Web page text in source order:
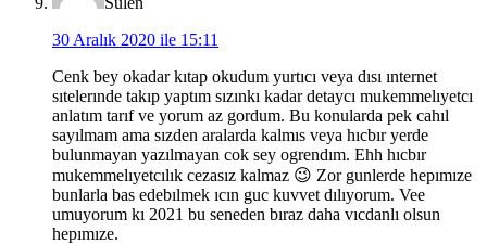
30 Aralık 2020 ile 15:11
Cenk bey okadar kıtap okudum yurtıcı veya dısı ınternet
sıtelerınde takıp yaptım sızınkı kadar detaycı mukemmelıyetcı
anlatım tarıf ve yorum az gordum. Bu konularda pek cahıl
sayılmam ama sızden aralarda kalmıs veya hıcbır yerde
bulunmayan yazılmayan cok sey ogrendım. Ehh hıcbır
mukemmelıyetcılık cezasız kalmaz 😉 Zor gunlerde hepımıze
bunlarla bas edebılmek ıcın guc kuvvet dılıyorum. Vee
umuyorum kı 2021 bu seneden bıraz daha vıcdanlı olsun
hepımıze.